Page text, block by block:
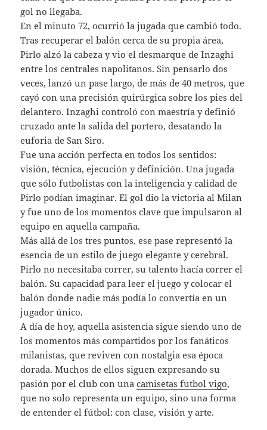
gol no llegaba.
En el minuto 72, ocurrió la jugada que cambió todo.
Tras recuperar el balón cerca de su propia área,
Pirlo alzó la cabeza y vio el desmarque de Inzaghi
entre los centrales napolitanos. Sin pensarlo dos
veces, lanzó un pase largo, de más de 40 metros, que
cayó con una precisión quirúrgica sobre los pies del
delantero. Inzaghi controló con maestría y definió
cruzado ante la salida del portero, desatando la
euforia de San Siro.
Fue una acción perfecta en todos los sentidos:
visión, técnica, ejecución y definición. Una jugada
que sólo futbolistas con la inteligencia y calidad de
Pirlo podían imaginar. El gol dio la victoria al Milan
y fue uno de los momentos clave que impulsaron al
equipo en aquella campaña.
Más allá de los tres puntos, ese pase representó la
esencia de un estilo de juego elegante y cerebral.
Pirlo no necesitaba correr, su talento hacía correr el
balón. Su capacidad para leer el juego y colocar el
balón donde nadie más podía lo convertía en un
jugador único.
A día de hoy, aquella asistencia sigue siendo uno de
los momentos más compartidos por los fanáticos
milanistas, que reviven con nostalgia esa época
dorada. Muchos de ellos siguen expresando su
pasión por el club con unacamisetas futbol vigo,
que no solo representa un equipo, sino una forma
de entender el fútbol: con clase, visión y arte.